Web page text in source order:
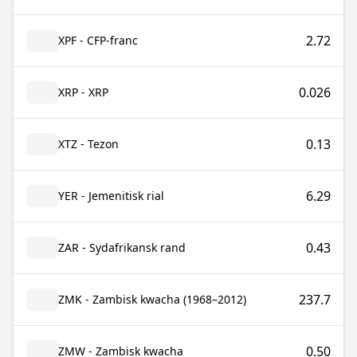
XPF - CFP-franc 2.72
XRP - XRP 0.026
XTZ - Tezon 0.13
YER - Jemenitisk rial 6.29
ZAR - Sydafrikansk rand 0.43
ZMK - Zambisk kwacha (1968–2012) 237.7
ZMW - Zambisk kwacha 0.50